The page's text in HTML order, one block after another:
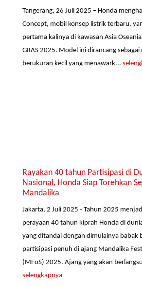
Tangerang, 26 Juli 2025 – Honda
Concept, mobil konsep listrik terbaru,
pertama kalinya di kawasan Asia
GIIAS 2025. Model ini dirancang
berukuran kecil yang menawark...
Rayakan 40 tahun Partisipasi di
Nasional, Honda Siap Torehkan
Mandalika
Jakarta, 2 Juli 2025 - Tahun 2025
perayaan 40 tahun kiprah Honda di
yang ditandai dengan dimulainya babak
partisipasi penuh di ajang Mandalika
(MFoS) 2025. Ajang yang akan
selengkapnya